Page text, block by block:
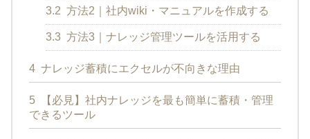
3.2 方法2｜社内wiki・マニュアルを作成する
3.3 方法3｜ナレッジ管理ツールを活用する
4 ナレッジ蓄積にエクセルが不向きな理由
5
【必見】社内ナレッジを最も簡単に蓄積・管理
できるツール